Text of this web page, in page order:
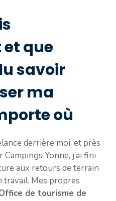
que
savoir
ma
où
derrière moi, et près
Yonne, j’ai fini
aux retours de terrain
travail. Mes propres
de tourisme de